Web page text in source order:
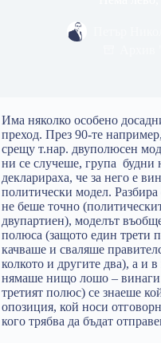
Има няколко особено
преход. През 90-те
срещу т.нар. двуполюсен
ни се случеше, група будни
декларираха, че за него е
политически модел.
не беше точно
двупартиен), моделът
полюса (защото един трети
качваше и сваляше
колкото и другите два), а и
нямаше нищо лошо – винаги
третият полюс) се знаеше
опозиция, кой носи
кого трябва да бъдат